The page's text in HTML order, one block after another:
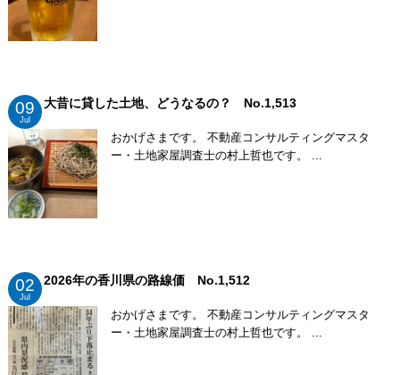
09
Jul
大昔に貸した土地、どうなるの？ No.1,513
おかげさまです。 不動産コンサルティングマスタ
ー・土地家屋調査士の村上哲也です。 ...
02
Jul
2026年の香川県の路線価 No.1,512
おかげさまです。 不動産コンサルティングマスタ
ー・土地家屋調査士の村上哲也です。 ...